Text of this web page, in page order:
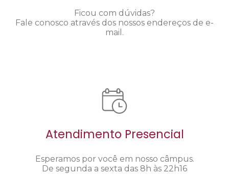
Ficou com dúvidas?
Fale conosco através dos nossos endereços de e-
mail.
Atendimento Presencial
Esperamos por você em nosso câmpus.
De segunda a sexta das 8h às 22h16